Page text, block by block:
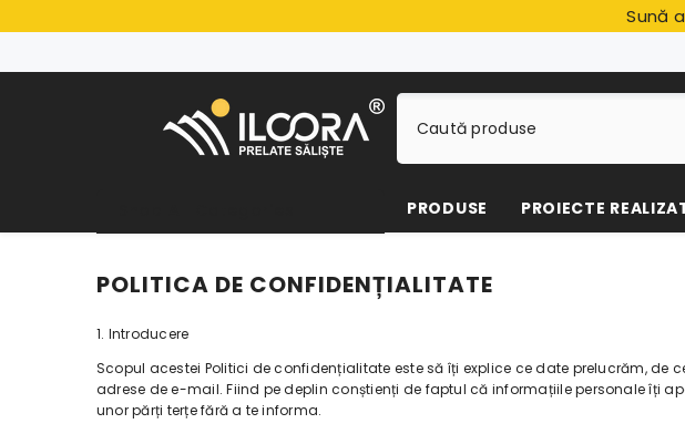
Sună
PRODUSE PROIECTE
POLITICA DE CONFIDENȚIALITATE
1. Introducere
Scopul acestei Politici de confidențialitate este să îți explice ce date prelucrăm,
adrese de e-mail. Fiind pe deplin conștienți de faptul că informațiile personale îți
unor părți terțe fără a te informa.